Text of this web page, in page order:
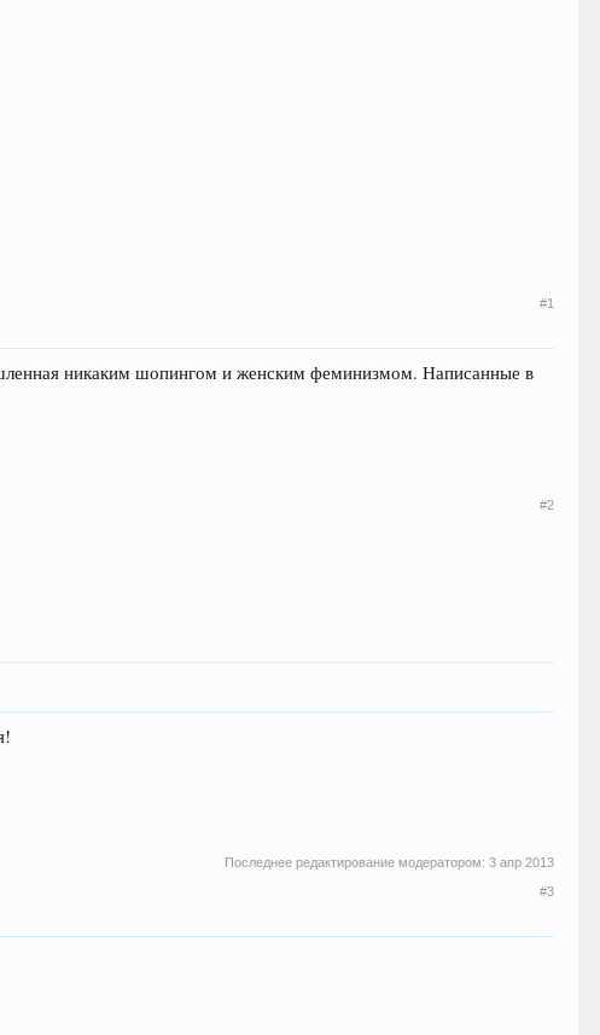
#1
никаким шопингом и женским феминизмом. Написанные в
#2
Последнее редактирование модератором: 3 апр 2013
#3